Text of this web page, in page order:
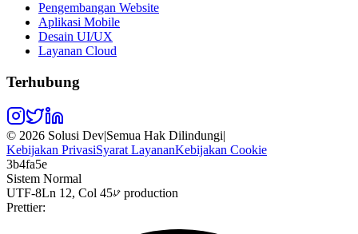
Pengembangan Website
Aplikasi Mobile
Desain UI/UX
Layanan Cloud
Terhubung
© 2026 Solusi Dev|Semua Hak Dilindungi|
Kebijakan PrivasiSyarat LayananKebijakan Cookie
3b4fa5e
Sistem Normal
UTF-8Ln 12, Col 45
production
Prettier: